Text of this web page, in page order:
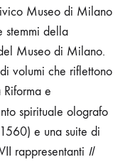
Museo di Milano
stemmi della
Museo di Milano.
volumi che riflettono
e
spirituale olografo
e una suite di
rappresentanti Il